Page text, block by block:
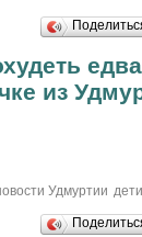
из
Удмуртии дети